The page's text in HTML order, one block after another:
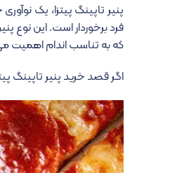
پنیر تاپینگ پیتزا، یک
فرد برخوردار است. این نوع
که به تناسب اندام اهمیت
اگر قصد خرید پنیر تاپینگ